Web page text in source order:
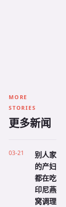
MORE
STORIES
更多新闻
03-21
别人家
的产妇
都在吃
印尼燕
窝调理